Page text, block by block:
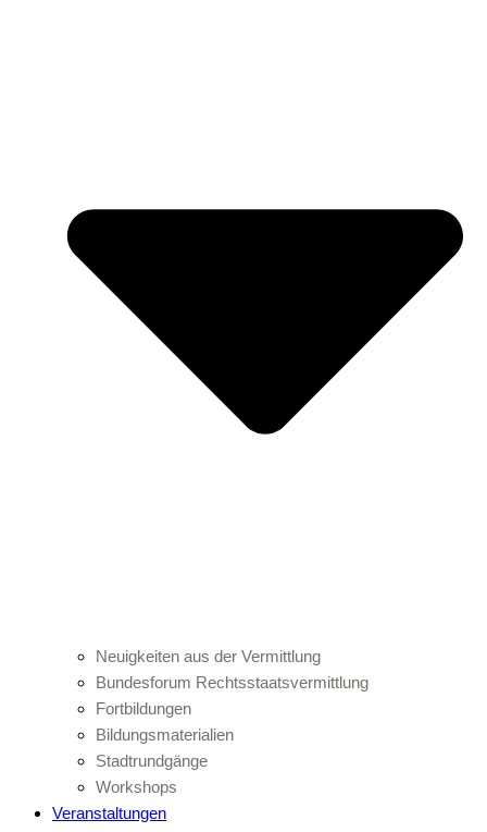
Neuigkeiten aus der Vermittlung
Bundesforum Rechtsstaatsvermittlung
Fortbildungen
Bildungsmaterialien
Stadtrundgänge
Workshops
Veranstaltungen